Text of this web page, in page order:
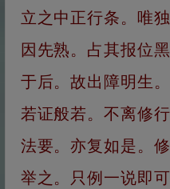
立之中正行条。唯
因先熟。占其报位
于后。故出障明生
若证般若。不离修
法要。亦复如是。
举之。只例一说即